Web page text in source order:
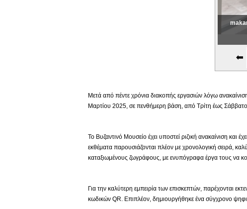
Μετά από πέντε χρόνια διακοπής εργασιών λόγω
Μαρτίου 2025, σε πενθήμερη βάση, από Τρίτη έως
Το Βυζαντινό Μουσείο έχει υποστεί ριζική ανακαίνιση
εκθέματα παρουσιάζονται πλέον με χρονολογική σειρά,
καταξιωμένους ζωγράφους, με ενυπόγραφα έργα τους να
Για την καλύτερη εμπειρία των επισκεπτών, παρέχονται
κωδικών QR. Επιπλέον, δημιουργήθηκε ένα σύγχρονο